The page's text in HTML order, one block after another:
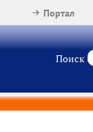
Портал
Поиск